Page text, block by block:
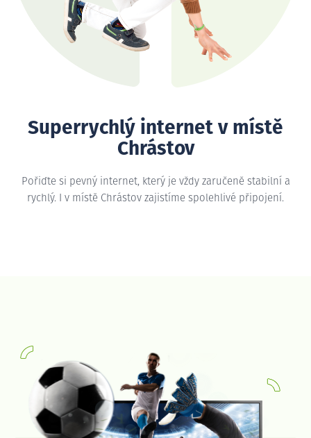
Superrychlý internet v místě
Chrástov
Pořiďte si pevný internet, který je vždy zaručeně stabilní a
rychlý. I v místě Chrástov zajistíme spolehlivé připojení.